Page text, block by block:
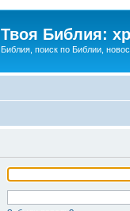
Твоя Библия:
Библия, поиск по Библии,